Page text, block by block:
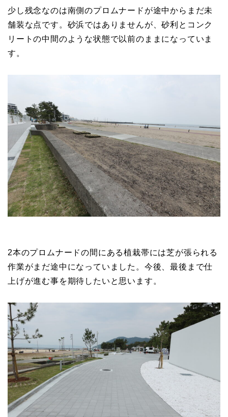
少し残念なのは南側のプロムナードが途中からまだ未
舗装な点です。砂浜ではありませんが、砂利とコンク
リートの中間のような状態で以前のままになっていま
す。
2本のプロムナードの間にある植栽帯には芝が張られる
作業がまだ途中になっていました。今後、最後まで仕
上げが進む事を期待したいと思います。